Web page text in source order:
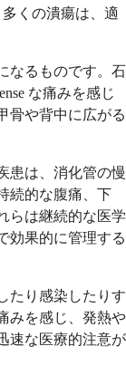
多くの潰瘍は、適
なるものです。石
な痛みを感じ
骨や背中に広がる
患は、消化管の慢
続的な腹痛、下
らは継続的な医学
効果的に管理する
たり感染したりす
みを感じ、発熱や
速な医療的注意が